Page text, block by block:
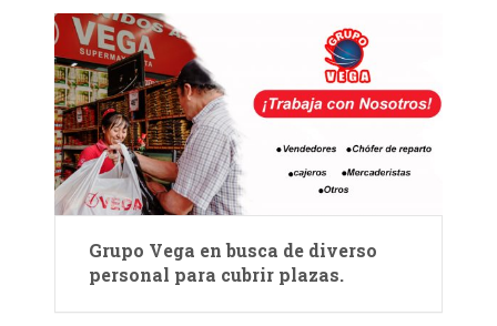
Grupo Vega en busca de diverso
personal para cubrir plazas.